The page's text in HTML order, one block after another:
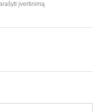
įvertinimą